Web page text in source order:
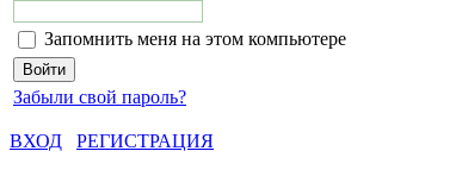
Запомнить меня на этом компьютере
Забыли свой пароль?
ВХОД
РЕГИСТРАЦИЯ